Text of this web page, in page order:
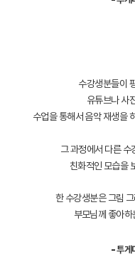
수강생분들이
유튜브나 사
수업을 통해서 음악 재생을
그 과정에서 다른
친화적인 모습을
한 수강생분은 그림
부모님께 좋아
- 투게